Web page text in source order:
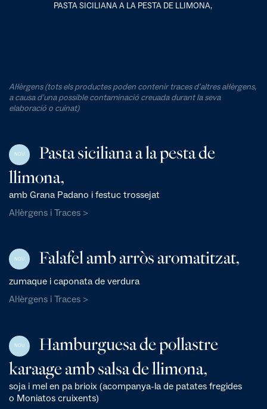
PASTA SICILIANA A LA PESTA DE LLIMONA,
Al·lèrgens (tots els productes poden contenir traces d'altres al·lèrgens,
a causa d'una possible contaminació creuada durant la seva
elaboració o cuinat)
NOU
Pasta siciliana a la pesta de
llimona,
amb Grana Padano i festuc trossejat
Al·lèrgens i Traces >
NOU Falafel amb arròs aromatitzat,
zumaque i caponata de verdura
Al·lèrgens i Traces >
NOU
Hamburguesa de pollastre
karaage amb salsa de llimona,
soja i mel en pa brioix (acompanya-la de patates fregides
o Moniatos cruixents)